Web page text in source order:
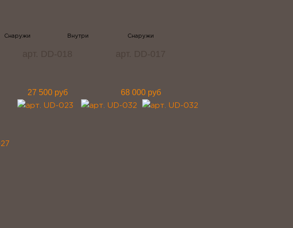
27 500 руб 68 000 руб